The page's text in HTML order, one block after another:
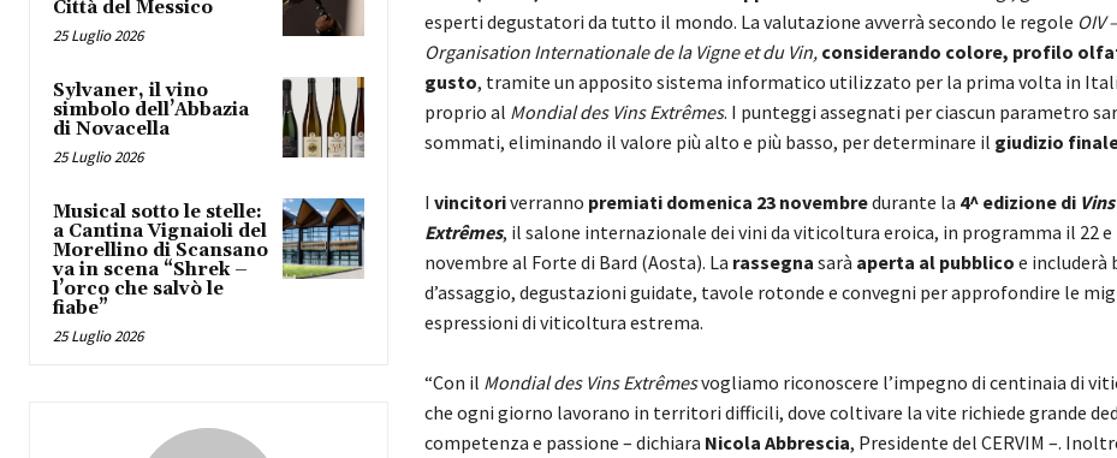
Città del Messico
25 Luglio 2026
Sylvaner, il vino
simbolo dell’Abbazia
di Novacella
25 Luglio 2026
Musical sotto le stelle:
a Cantina Vignaioli del
Morellino di Scansano
va in scena “Shrek –
l’orco che salvò le
fiabe”
25 Luglio 2026
esperti degustatori da tutto il mondo. La valutazione avverrà secondo le regole OIV –
Organisation Internationale de la Vigne et du Vin, considerando colore, profilo
gusto, tramite un apposito sistema informatico utilizzato per la prima volta in
proprio al Mondial des Vins Extrêmes. I punteggi assegnati per ciascun parametro
sommati, eliminando il valore più alto e più basso, per determinare il giudizio
​I vincitoriverranno premiati domenica 23 novembredurante la 4^ edizione di Vins
Extrêmes, il salone internazionale dei vini da viticoltura eroica, in programma il 22 e
novembre al Forte di Bard (Aosta). La rassegna sarà aperta al pubblico e includerà
d’assaggio, degustazioni guidate, tavole rotonde e convegni per approfondire le
espressioni di viticoltura estrema.
​“Con il Mondial des Vins Extrêmesvogliamo riconoscere l’impegno di centinaia di
che ogni giorno lavorano in territori difficili, dove coltivare la vite richiede grande
competenza e passione – dichiara Nicola Abbrescia, Presidente del CERVIM –.